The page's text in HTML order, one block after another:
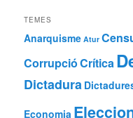
TEMES
Anarquisme Atur
CorrupcióCrítica
Dictadura
Economia